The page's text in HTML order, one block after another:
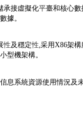
承接虛擬化平臺和核心數
據。
性及穩定性,采用X86架
型機架構。
息系統資源使用情況及